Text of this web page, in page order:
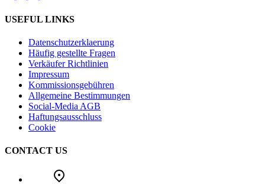
USEFUL LINKS
Datenschutzerklaerung
Häufig gestellte Fragen
Verkäufer Richtlinien
Impressum
Kommissionsgebühren
Allgemeine Bestimmungen
Social-Media AGB
Haftungsausschluss
Cookie
CONTACT US